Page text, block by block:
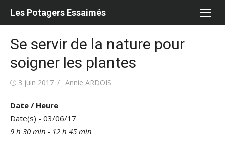
Les Potagers Essaimés
Se servir de la nature pour
soigner les plantes
Publié3 juin 2017 Auteur/autrice
Annie ARDOIS
Date / Heure
Date(s) - 03/06/17
9 h 30 min - 12 h 45 min